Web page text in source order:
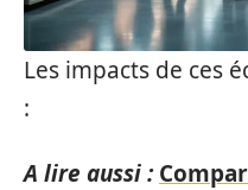
Les impacts de ces
:
A lire aussi :